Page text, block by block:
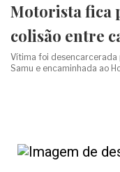
Motorista fica
colisão entre
Vítima foi desencarcerada
Samu e encaminhada ao